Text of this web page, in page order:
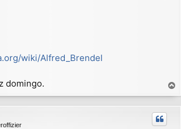
wiki/Alfred_Brendel
domingo.
r
r